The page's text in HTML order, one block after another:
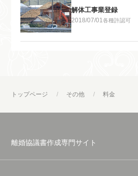
解体工事業登録
2018/07/01 各種許認可
トップページ その他 料金
離婚協議書作成専門サイト